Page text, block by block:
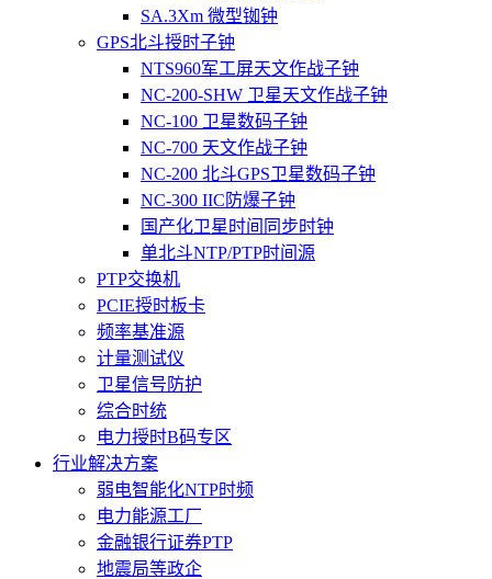
SA.3Xm 微型铷钟
GPS北斗授时子钟
NTS960军工屏天文作战子钟
NC-200-SHW 卫星天文作战子钟
NC-100 卫星数码子钟
NC-700 天文作战子钟
NC-200 北斗GPS卫星数码子钟
NC-300 IIC防爆子钟
国产化卫星时间同步时钟
单北斗NTP/PTP时间源
PTP交换机
PCIE授时板卡
频率基准源
计量测试仪
卫星信号防护
综合时统
电力授时B码专区
行业解决方案
弱电智能化NTP时频
电力能源工厂
金融银行证券PTP
地震局等政企